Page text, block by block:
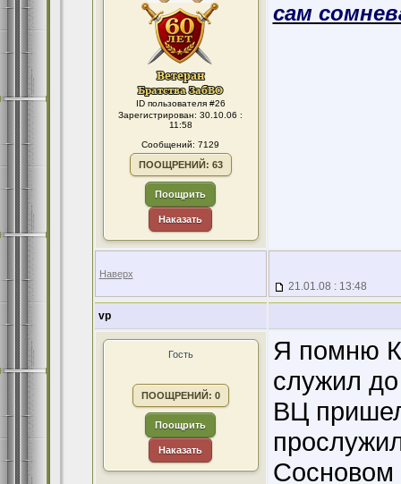
ID пользователя #26
Зарегистрирован: 30.10.06 :
11:58
Сообщений: 7129
ПООЩРЕНИЙ: 63
Поощрить
Наказать
сам
Наверх
21.01.08 : 13:48
vp
Гость
ПООЩРЕНИЙ: 0
Поощрить
Наказать
Я помню
служил
ВЦ
Сосновом